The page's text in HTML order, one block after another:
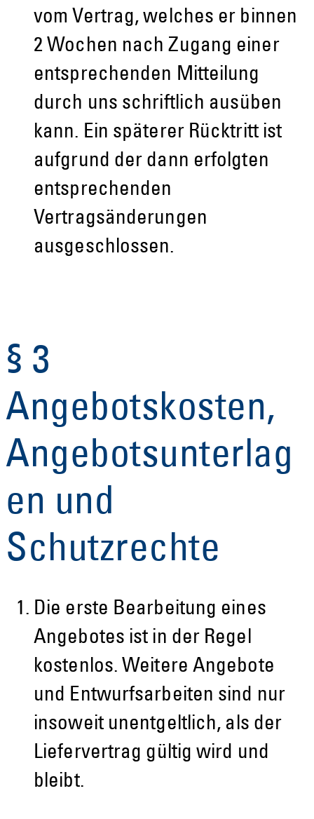
vom Vertrag, welches er binnen
2 Wochen nach Zugang einer
entsprechenden Mitteilung
durch uns schriftlich ausüben
kann. Ein späterer Rücktritt ist
aufgrund der dann erfolgten
entsprechenden
Vertragsänderungen
ausgeschlossen.
§ 3
Angebotskosten,
Angebotsunterlag
en und
Schutzrechte
Die erste Bearbeitung eines
Angebotes ist in der Regel
kostenlos. Weitere Angebote
und Entwurfsarbeiten sind nur
insoweit unentgeltlich, als der
Liefervertrag gültig wird und
bleibt.